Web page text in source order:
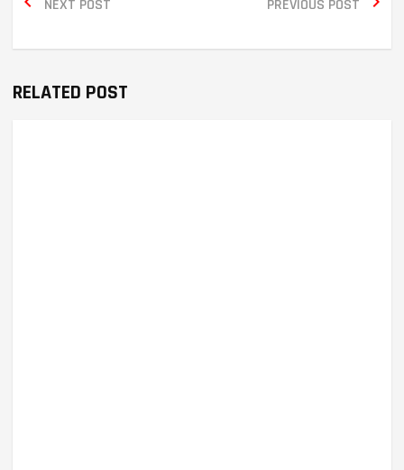
NEXT POST PREVIOUS POST
RELATED POST